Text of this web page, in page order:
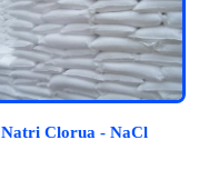
Natri Clorua - NaCl